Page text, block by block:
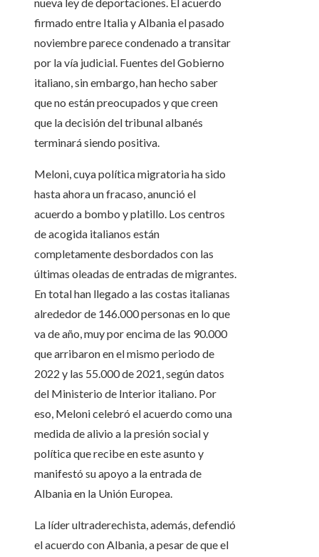
nueva ley de deportaciones. El acuerdo
firmado entre Italia y Albania el pasado
noviembre parece condenado a transitar
por la vía judicial. Fuentes del Gobierno
italiano, sin embargo, han hecho saber
que no están preocupados y que creen
que la decisión del tribunal albanés
terminará siendo positiva.
Meloni, cuya política migratoria ha sido
hasta ahora un fracaso, anunció el
acuerdo a bombo y platillo. Los centros
de acogida italianos están
completamente desbordados con las
últimas oleadas de entradas de migrantes.
En total han llegado a las costas italianas
alrededor de 146.000 personas en lo que
va de año, muy por encima de las 90.000
que arribaron en el mismo periodo de
2022 y las 55.000 de 2021, según datos
del Ministerio de Interior italiano. Por
eso, Meloni celebró el acuerdo como una
medida de alivio a la presión social y
política que recibe en este asunto y
manifestó su apoyo a la entrada de
Albania en la Unión Europea.
La líder ultraderechista, además, defendió
el acuerdo con Albania, a pesar de que el